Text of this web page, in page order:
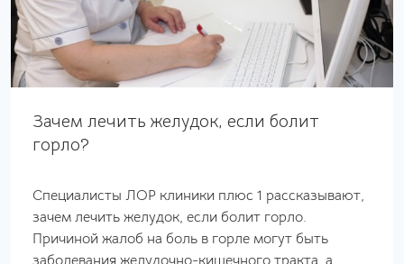
Зачем лечить желудок, если болит
горло?
Специалисты ЛОР клиники плюс 1 рассказывают,
зачем лечить желудок, если болит горло.
Причиной жалоб на боль в горле могут быть